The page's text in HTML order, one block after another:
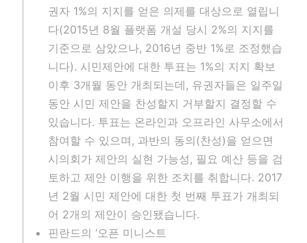
권자 1%의 지지를 얻은 의제를 대상으로 열립니
다(2015년 8월 플랫폼 개설 당시 2%의 지지를
기준으로 삼았으나, 2016년 중반 1%로 조정했습
니다). 시민제안에 대한 투표는 1%의 지지 확보
이후 3개월 동안 개최되는데, 유권자들은 일주일
동안 시민 제안을 찬성할지 거부할지 결정할 수
있습니다. 투표는 온라인과 오프라인 사무소에서
참여할 수 있으며, 과반의 동의(찬성)을 얻으면
시의회가 제안의 실현 가능성, 필요 예산 등을 검
토하고 제안 이행을 위한 조치를 취합니다. 2017
년 2월 시민 제안에 대한 첫 번째 투표가 개최되
어 2개의 제안이 승인됐습니다.
핀란드의 ‘오픈 미니스트